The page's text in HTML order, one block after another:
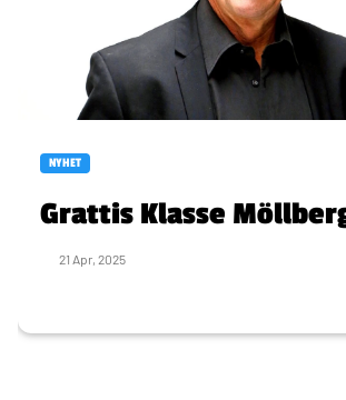
NYHET
Grattis Klasse
21 Apr, 2025